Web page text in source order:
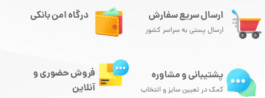
ارسال سریع سفارش
ارسال پستی به سراسر کشور
درگاه امن بانکی
پشتیبانی و مشاوره
کمک در تعیین سایز و انتخاب
فروش حضوری و
آنلاین